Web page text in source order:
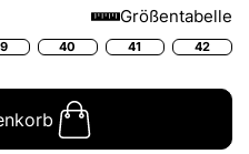
Größentabelle
40 41 42